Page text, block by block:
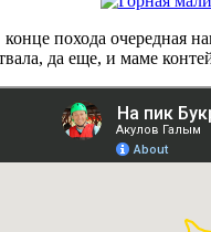
похода очередная
да еще, и маме